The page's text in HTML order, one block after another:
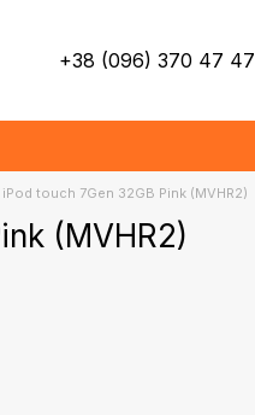
+38 (096) 370 47 47
touch 7Gen 32GB Pink (MVHR2)
(MVHR2)